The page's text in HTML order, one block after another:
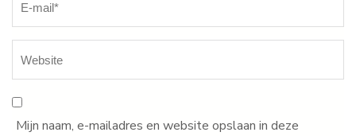
Mijn naam, e-mailadres en website opslaan in deze